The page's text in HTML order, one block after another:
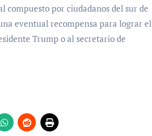
por ciudadanos del sur de
eventual recompensa para lograr el
Trump o al secretario de